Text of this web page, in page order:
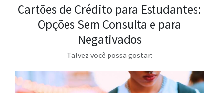
Cartões de Crédito para Estudantes:
Opções Sem Consulta e para
Negativados
Talvez você possa gostar: